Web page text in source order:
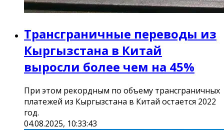
Трансграничные переводы из
Кыргызстана в Китай
выросли более чем на 45%
При этом рекордным по объему трансграничных
платежей из Кыргызстана в Китай остается 2022
год.
04.08.2025, 10:33:43